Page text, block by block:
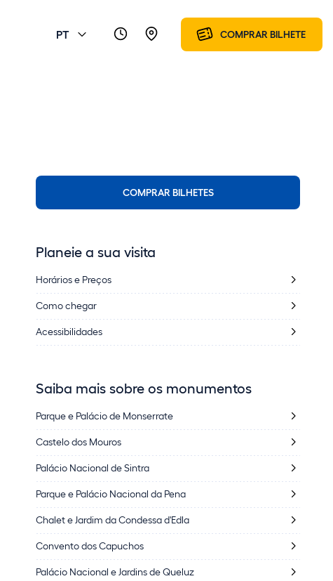
PT COMPRAR BILHETE
COMPRAR BILHETES
Planeie a sua visita
Horários e Preços
Como chegar
Acessibilidades
Saiba mais sobre os monumentos
Parque e Palácio de Monserrate
Castelo dos Mouros
Palácio Nacional de Sintra
Parque e Palácio Nacional da Pena
Chalet e Jardim da Condessa d'Edla
Convento dos Capuchos
Palácio Nacional e Jardins de Queluz